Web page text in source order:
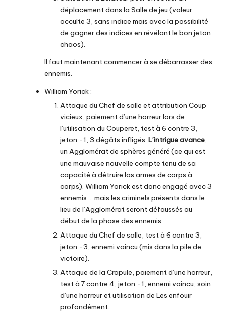
déplacement dans la Salle de jeu (valeur
occulte 3, sans indice mais avec la possibilité
de gagner des indices en révélant le bon jeton
chaos).
Il faut maintenant commencer à se débarrasser des
ennemis.
William Yorick :
Attaque du Chef de salle et attribution Coup
vicieux, paiement d’une horreur lors de
l’utilisation du Couperet, test à 6 contre 3,
jeton -1, 3 dégâts infligés. L’intrigue avance,
un Agglomérat de sphères généré (ce qui est
une mauvaise nouvelle compte tenu de sa
capacité à détruire las armes de corps à
corps). William Yorick est donc engagé avec 3
ennemis … mais les criminels présents dans le
lieu de l’Agglomérat seront défaussés au
début de la phase des ennemis.
Attaque du Chef de salle, test à 6 contre 3,
jeton -3, ennemi vaincu (mis dans la pile de
victoire).
Attaque de la Crapule, paiement d’une horreur,
test à 7 contre 4, jeton -1, ennemi vaincu, soin
d’une horreur et utilisation de Les enfouir
profondément.